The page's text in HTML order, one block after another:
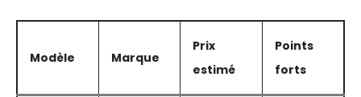
Modèle Marque
Prix
estimé
Points
forts